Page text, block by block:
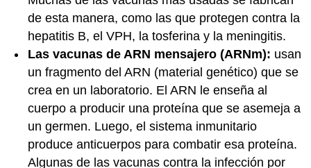
de esta manera, como las que protegen contra la
hepatitis B, el VPH, la tosferina y la meningitis.
Las vacunas de ARN mensajero (ARNm): usan
un fragmento del ARN (material genético) que se
crea en un laboratorio. El ARN le enseña al
cuerpo a producir una proteína que se asemeja a
un germen. Luego, el sistema inmunitario
produce anticuerpos para combatir esa proteína.
Algunas de las vacunas contra la infección por